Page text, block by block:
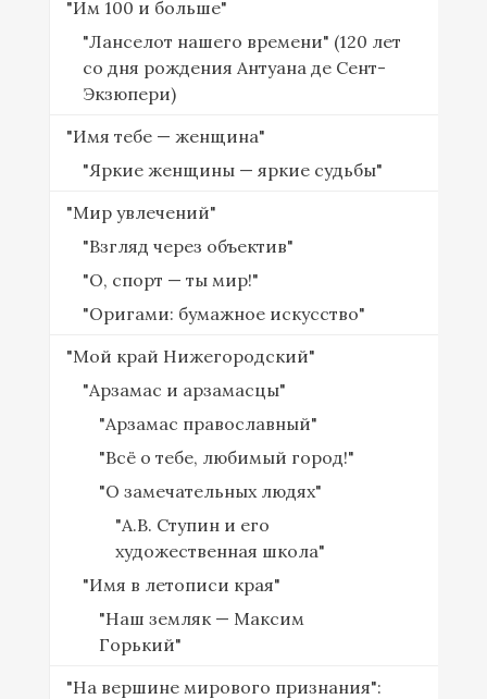
"Им 100 и больше"
"Ланселот нашего времени" (120 лет
со дня рождения Антуана де Сент-
Экзюпери)
"Имя тебе — женщина"
"Яркие женщины — яркие судьбы"
"Мир увлечений"
"Взгляд через объектив"
"О, спорт — ты мир!"
"Оригами: бумажное искусство"
"Мой край Нижегородский"
"Арзамас и арзамасцы"
"Арзамас православный"
"Всё о тебе, любимый город!"
"О замечательных людях"
"А.В. Ступин и его
художественная школа"
"Имя в летописи края"
"Наш земляк — Максим
Горький"
"На вершине мирового признания":